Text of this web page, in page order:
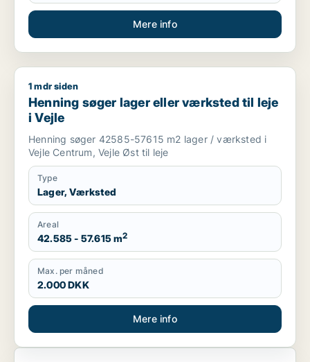
Mere info
Henning søger lager eller værksted til leje i Vejle
1 mdr siden
Henning søger lager eller værksted til leje
i Vejle
Henning søger 42585-57615 m2 lager / værksted i
Vejle Centrum, Vejle Øst til leje
Type
Lager, Værksted
Areal
42.585 - 57.615 m2
Max. per måned
2.000 DKK
Mere info